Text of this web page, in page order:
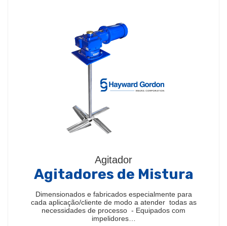
Agitador
Agitadores de Mistura
Dimensionados e fabricados especialmente para
cada aplicação/cliente de modo a atender todas as
necessidades de processo - Equipados com
impelidores…